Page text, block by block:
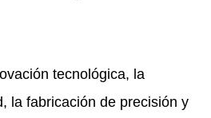
tecnológica, la
la fabricación de precisión y